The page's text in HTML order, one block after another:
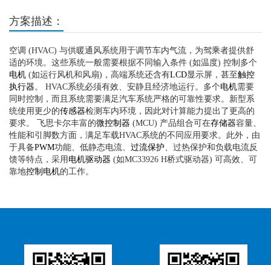
方案描述：
空调 (HVAC) 与供暖通风系统用于调节车内气流，为驾乘者提供舒
适的环境。这些系统一般需要根据不同输入条件 (如温度) 控制多个
电机 (如运行风机和风扇)，高端系统还含有LCD显示屏，甚至触控
执行器。 HVAC系统必须有效、安静且经济地运行。多个电机需要
同时控制，而且系统需要满足汽车系统严格的可靠性要求。新型系
统使用更少的传感器检测车内环境，因此对计算能力提出了更高的
要求。 飞思卡尔丰富的微控制器 (MCU) 产品组合可在存储器容量、
性能和引脚数方面，满足车载HVAC系统的不同应用要求。此外，由
于具备PWM功能、低静态电流、 过流保护、过热保护和负载电流反
馈等特点，采用 电机驱动器 (如MC33926 H桥式驱动器) 可高效、可
靠地控制电机的工作。